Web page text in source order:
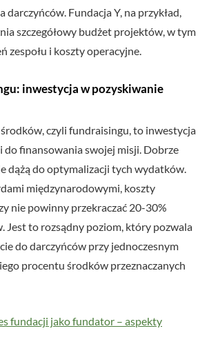
darczyńców. Fundacja Y, na przykład,
szczegółowy budżet projektów, w tym
zespołu i koszty operacyjne.
inwestycja w pozyskiwanie
czyli fundraisingu, to inwestycja
do finansowania swojej misji. Dobrze
dążą do optymalizacji tych wydatków.
międzynarodowymi, koszty
nie powinny przekraczać 20-30%
Jest to rozsądny poziom, który pozwala
do darczyńców przy jednoczesnym
procentu środków przeznaczanych
fundacji jako fundator – aspekty